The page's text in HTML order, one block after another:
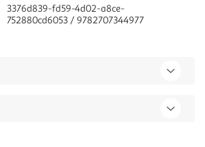
3376d839-fd59-4d02-a8ce-
752880cd6053 / 9782707344977